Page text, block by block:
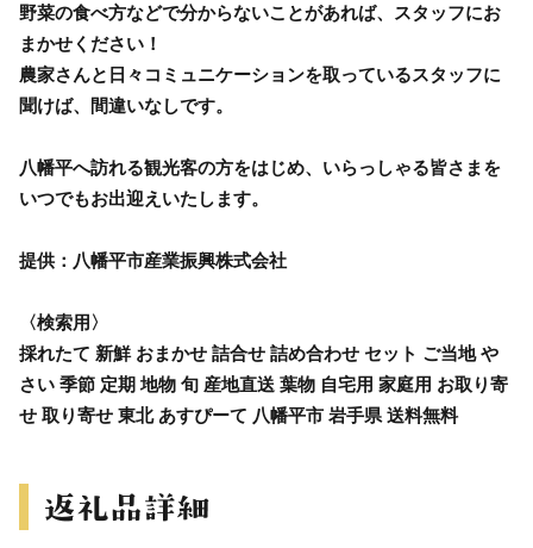
野菜の食べ方などで分からないことがあれば、スタッフにお
まかせください！
農家さんと日々コミュニケーションを取っているスタッフに
聞けば、間違いなしです。
八幡平へ訪れる観光客の方をはじめ、いらっしゃる皆さまを
いつでもお出迎えいたします。
提供：八幡平市産業振興株式会社
〈検索用〉
採れたて 新鮮 おまかせ 詰合せ 詰め合わせ セット ご当地 や
さい 季節 定期 地物 旬 産地直送 葉物 自宅用 家庭用 お取り寄
せ 取り寄せ 東北 あすぴーて 八幡平市 岩手県 送料無料